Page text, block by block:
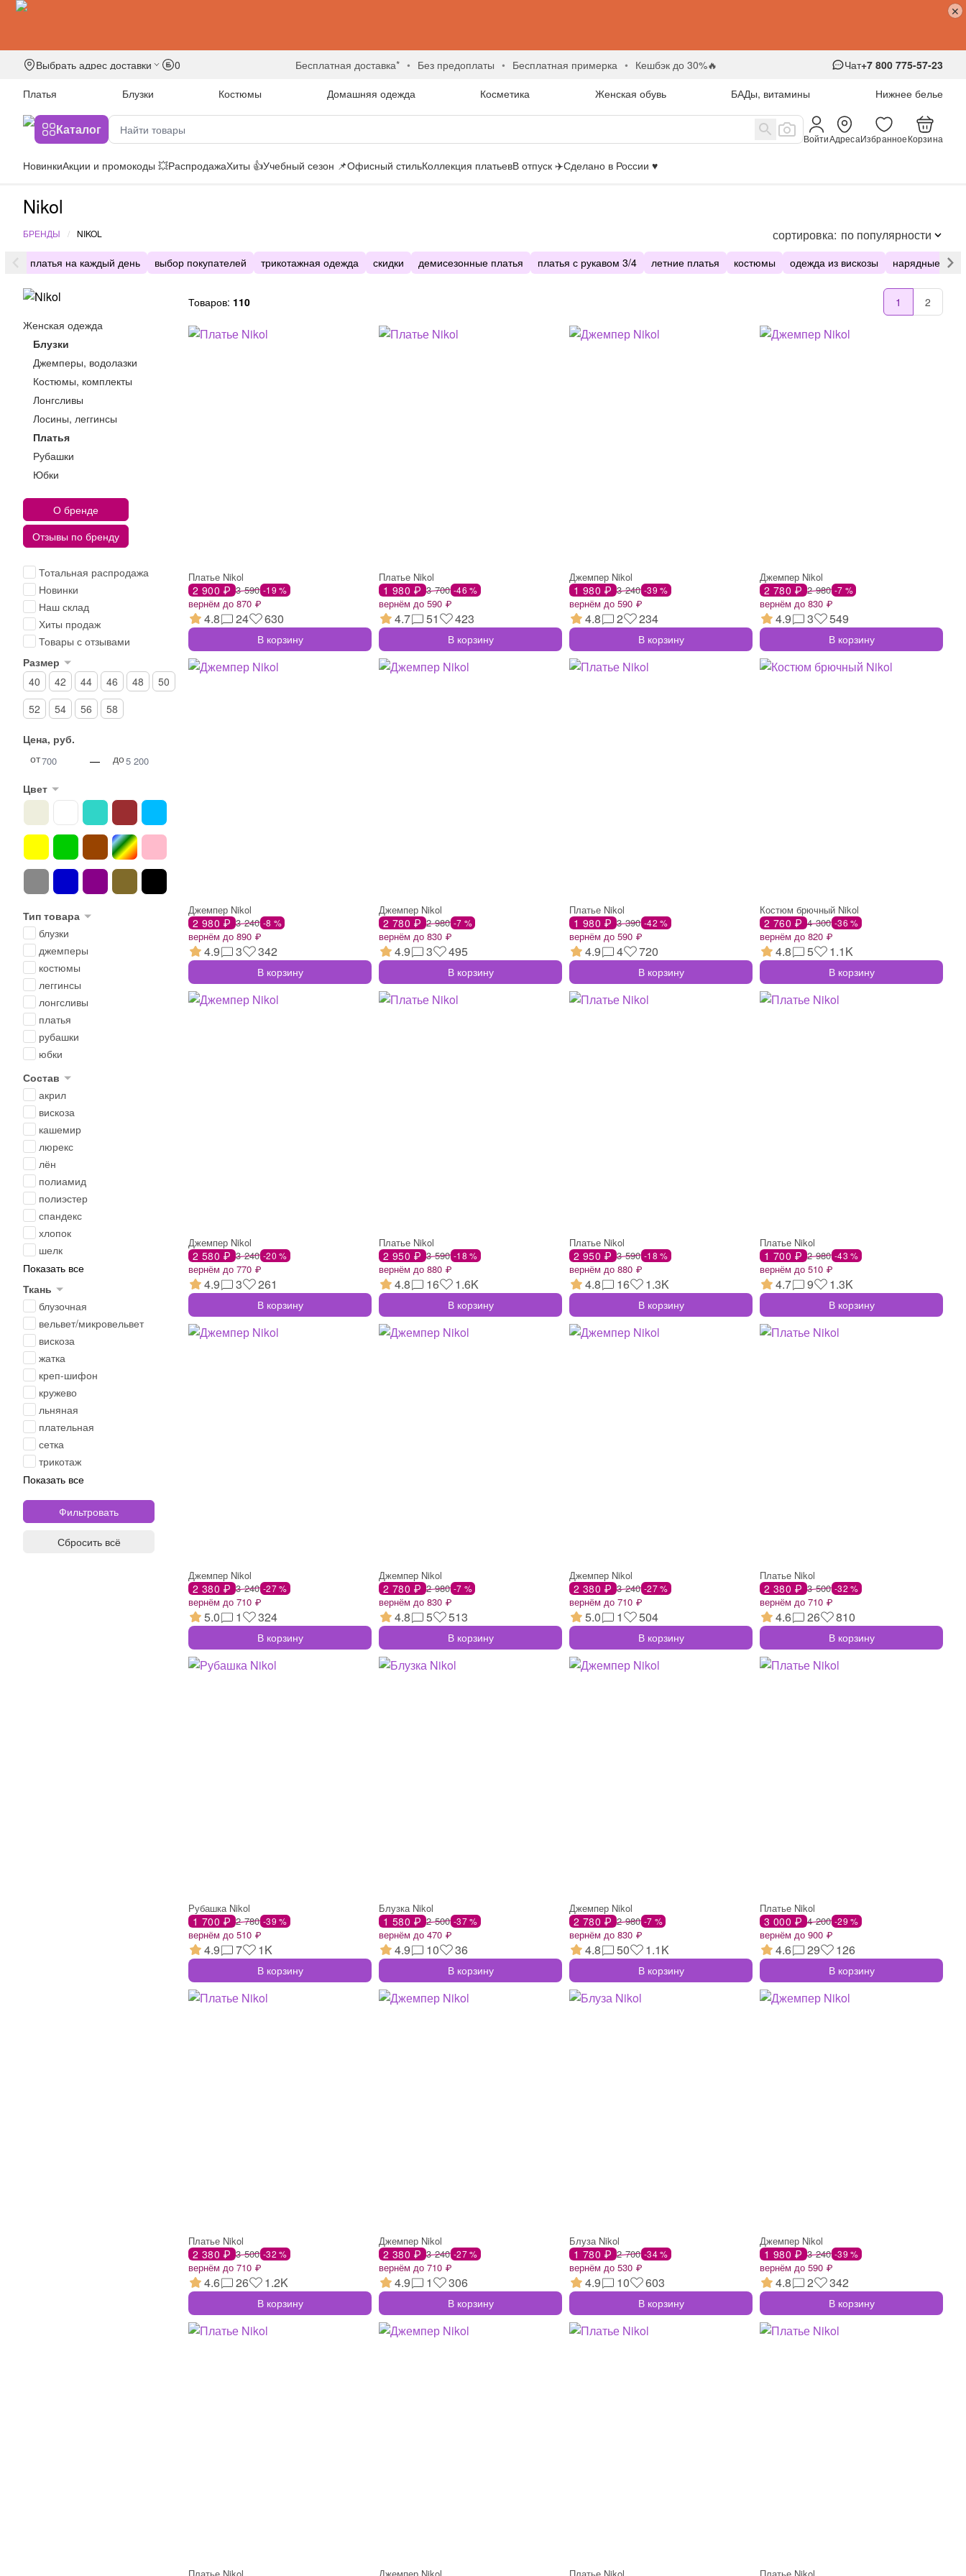
Выбрать адрес доставки 0 бесплатная доставка* без предоплаты бесплатная примерка кешбэк до 30%🔥 Чат+7 800 775-57-23
Платья
Блузки Костюмы Домашняя одежда Косметика Женская обувь БАДы, витамины Нижнее белье
Каталог
ВойтиАдресаИзбранноеКорзина
НовинкиАкции и промокоды 💥РаспродажаХиты 👍Учебный сезон 📌Офисный стильКоллекция платьевВ отпуск ✈️Сделано в России ♥️
Nikol
сортировка: по популярности
БРЕНДЫ NIKOL
платья на каждый день выбор покупателей трикотажная одежда скидки демисезонные платья платья с рукавом 3/4 летние платья костюмы одежда из вискозы нарядные
Женская одежда
Блузки
Джемперы, водолазки
Костюмы, комплекты
Лонгсливы
Лосины, леггинсы
Платья
Рубашки
Юбки
О бренде
Отзывы по бренду
Тотальная распродажа
Новинки
Наш склад
Хиты продаж
Товары с отзывами
Цена, руб.
от
— до
Размер
40
42 44 46 48
50
52
54 56 58
Цвет
Тип товара
блузки
джемперы
костюмы
леггинсы
лонгсливы
платья
рубашки
юбки
Состав
акрил
вискоза
кашемир
люрекс
лён
полиамид
полиэстер
спандекс
хлопок
шелк
Показать все
Ткань
блузочная
вельвет/микровельвет
вискоза
жатка
креп-шифон
кружево
льняная
плательная
сетка
трикотаж
Показать все
Сбросить всё
Товаров: 110 1 2
Платье Nikol
2 900 ₽ 3 590 -19 %
вернём до 870 ₽
4.8 24 630
В корзину
Платье Nikol
1 980 ₽ 3 700 -46 %
вернём до 590 ₽
4.7 51 423
В корзину
Джемпер Nikol
1 980 ₽ 3 240 -39 %
вернём до 590 ₽
4.8 2 234
В корзину
Джемпер Nikol
2 780 ₽ 2 980 -7 %
вернём до 830 ₽
4.9 3 549
В корзину
Джемпер Nikol
2 980 ₽ 3 240 -8 %
вернём до 890 ₽
4.9 3 342
В корзину
Джемпер Nikol
2 780 ₽ 2 980 -7 %
вернём до 830 ₽
4.9 3 495
В корзину
Платье Nikol
1 980 ₽ 3 390 -42 %
вернём до 590 ₽
4.9 4 720
В корзину
Костюм брючный Nikol
2 760 ₽ 4 300 -36 %
вернём до 820 ₽
4.8 5 1.1K
В корзину
Джемпер Nikol
2 580 ₽ 3 240 -20 %
вернём до 770 ₽
4.9 3 261
В корзину
Платье Nikol
2 950 ₽ 3 590 -18 %
вернём до 880 ₽
4.8 16 1.6K
В корзину
Платье Nikol
2 950 ₽ 3 590 -18 %
вернём до 880 ₽
4.8 16 1.3K
В корзину
Платье Nikol
1 700 ₽ 2 980 -43 %
вернём до 510 ₽
4.7 9 1.3K
В корзину
Джемпер Nikol
2 380 ₽ 3 240 -27 %
вернём до 710 ₽
5.0 1 324
В корзину
Джемпер Nikol
2 780 ₽ 2 980 -7 %
вернём до 830 ₽
4.8 5 513
В корзину
Джемпер Nikol
2 380 ₽ 3 240 -27 %
вернём до 710 ₽
5.0 1 504
В корзину
Платье Nikol
2 380 ₽ 3 500 -32 %
вернём до 710 ₽
4.6 26 810
В корзину
Рубашка Nikol
1 700 ₽ 2 780 -39 %
вернём до 510 ₽
4.9 7 1K
В корзину
Блузка Nikol
1 580 ₽ 2 500 -37 %
вернём до 470 ₽
4.9 10 36
В корзину
Джемпер Nikol
2 780 ₽ 2 980 -7 %
вернём до 830 ₽
4.8 50 1.1K
В корзину
Платье Nikol
3 000 ₽ 4 200 -29 %
вернём до 900 ₽
4.6 29 126
В корзину
Платье Nikol
2 380 ₽ 3 500 -32 %
вернём до 710 ₽
4.6 26 1.2K
В корзину
Джемпер Nikol
2 380 ₽ 3 240 -27 %
вернём до 710 ₽
4.9 1 306
В корзину
Блуза Nikol
1 780 ₽ 2 700 -34 %
вернём до 530 ₽
4.9 10 603
В корзину
Джемпер Nikol
1 980 ₽ 3 240 -39 %
вернём до 590 ₽
4.8 2 342
В корзину